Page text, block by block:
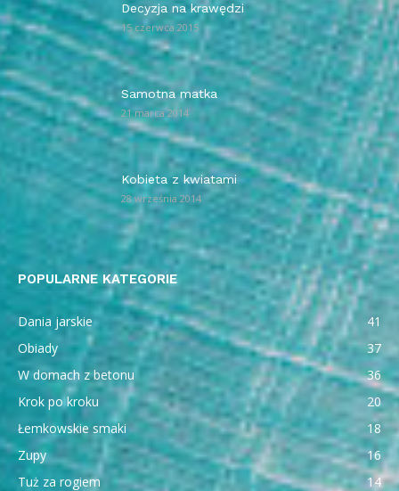
Decyzja na krawędzi
15 czerwca 2015
Samotna matka
21 marca 2014
Kobieta z kwiatami
28 września 2014
POPULARNE KATEGORIE
Dania jarskie
41
Obiady
37
W domach z betonu
36
Krok po kroku
20
Łemkowskie smaki
18
Zupy
16
Tuż za rogiem
14